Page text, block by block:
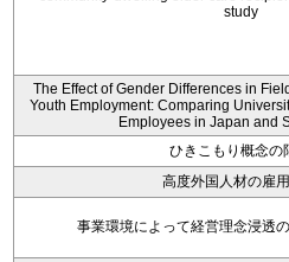
study
The Effect of Gender Differences in
Youth Employment: Comparing
Employees in Japan and
ひきこもり概念の
高度外国人材の雇
事業環境によって経営理念浸透